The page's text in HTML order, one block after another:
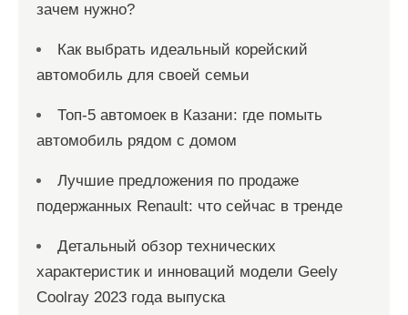
зачем нужно?
Как выбрать идеальный корейский
автомобиль для своей семьи
Топ-5 автомоек в Казани: где помыть
автомобиль рядом с домом
Лучшие предложения по продаже
подержанных Renault: что сейчас в тренде
Детальный обзор технических
характеристик и инноваций модели Geely
Coolray 2023 года выпуска